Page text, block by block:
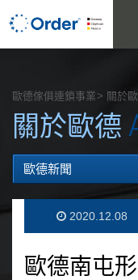
歐德傢俱連鎖事業 關於
關於歐德
歐德新聞
2020.12.08
歐德南屯